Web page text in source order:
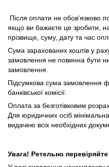
Після оплати не обов’язково
якщо ви бажаєте це зробити,
прізвище, суму, дату та час
Сума зарахованих коштів у
замовлення не повинна бути
замовлення.
Підсумкова сума замовлення
банківської комісії.
Оплата за безготівковим
Для юридичних осіб
видачею всіх необхідних
Увага! Ретельно